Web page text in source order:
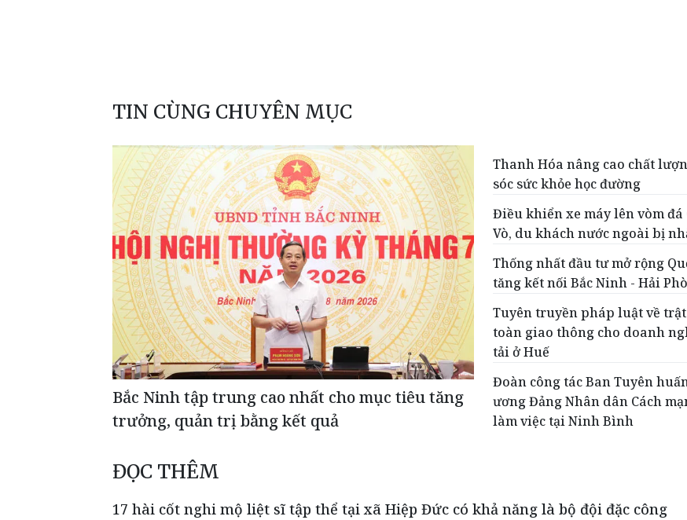
TIN CÙNG CHUYÊN MỤC
Bắc Ninh tập trung cao nhất cho mục tiêu tăng
trưởng, quản trị bằng kết quả
Thanh Hóa nâng cao chất
sóc sức khỏe học đường
Điều khiển xe máy lên vòm đá
Vò, du khách nước ngoài bị
Thống nhất đầu tư mở rộng
tăng kết nối Bắc Ninh - Hải
Tuyên truyền pháp luật về
toàn giao thông cho doanh
tải ở Huế
Đoàn công tác Ban Tuyên
ương Đảng Nhân dân Cách
làm việc tại Ninh Bình
ĐỌC THÊM
17 hài cốt nghi mộ liệt sĩ tập thể tại xã Hiệp Đức có khả năng là bộ đội đặc công